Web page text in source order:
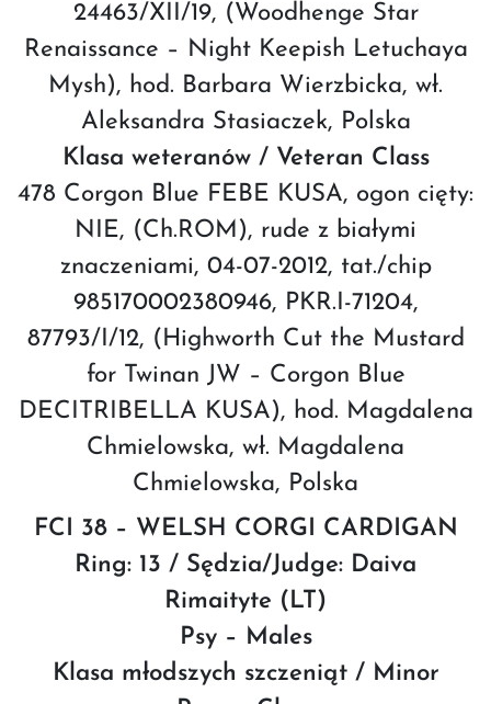
24463/XII/19, (Woodhenge Star
Renaissance – Night Keepish Letuchaya
Mysh), hod. Barbara Wierzbicka, wł.
Aleksandra Stasiaczek, Polska
Klasa weteranów / Veteran Class
478 Corgon Blue FEBE KUSA, ogon cięty:
NIE, (Ch.ROM), rude z białymi
znaczeniami, 04-07-2012, tat./chip
985170002380946, PKR.I-71204,
87793/I/12, (Highworth Cut the Mustard
for Twinan JW – Corgon Blue
DECITRIBELLA KUSA), hod. Magdalena
Chmielowska, wł. Magdalena
Chmielowska, Polska
FCI 38 – WELSH CORGI CARDIGAN
Ring: 13 / Sędzia/Judge: Daiva
Rimaityte (LT)
Psy – Males
Klasa młodszych szczeniąt / Minor